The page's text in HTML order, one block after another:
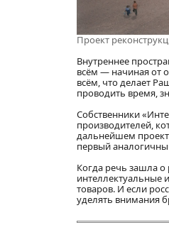
Проект
Внутреннее
всём — начиная от
всём, что делает
проводить время,
Собственники
производителей,
дальнейшем проект
первый
Когда речь зашла
интеллектуальные
товаров. И если
уделять внимания